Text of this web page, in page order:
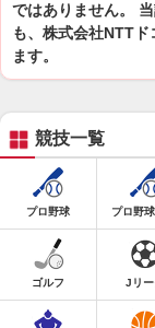
ではありません。
も、株式会社NTT
ます。
競技一覧
プロ野球 プロ野
ゴルフ Jリ